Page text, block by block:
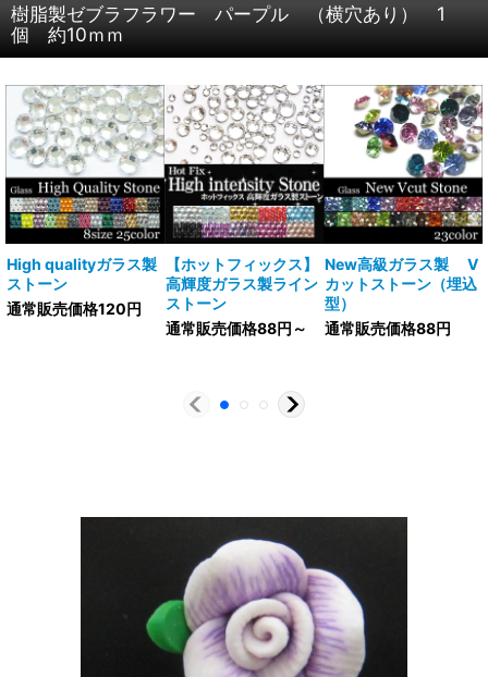
樹脂製ゼブラフラワー パープル （横穴あり） 1
個 約10ｍｍ
High qualityガラス製
ストーン
通常販売価格120円
【ホットフィックス】
高輝度ガラス製ライン
ストーン
通常販売価格88円～
New高級ガラス製 V
カットストーン（埋込
型）
通常販売価格88円